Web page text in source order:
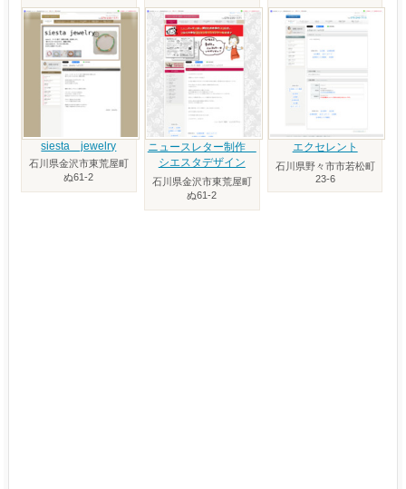
siesta jewelry
石川県金沢市東荒屋町
ぬ61-2
ニュースレター制作
シエスタデザイン
石川県金沢市東荒屋町
ぬ61-2
エクセレント
石川県野々市市若松町
23-6